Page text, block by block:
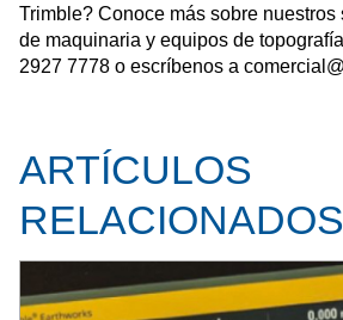
Trimble? Conoce más sobre
de maquinaria y equipos de
2927 7778 o escríbenos a
ARTÍCULOS
RELACIONADOS